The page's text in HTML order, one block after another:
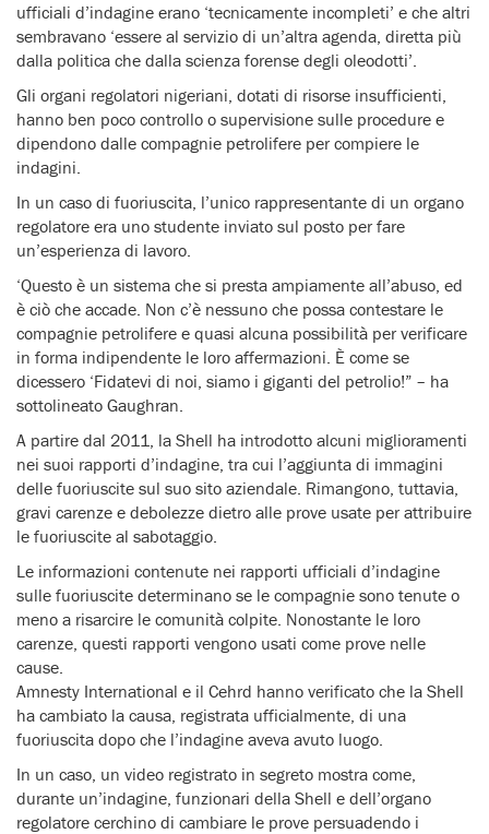
ufficiali d’indagine erano ‘tecnicamente incompleti’ e che altri
sembravano ‘essere al servizio di un’altra agenda, diretta più
dalla politica che dalla scienza forense degli oleodotti’.
Gli organi regolatori nigeriani, dotati di risorse insufficienti,
hanno ben poco controllo o supervisione sulle procedure e
dipendono dalle compagnie petrolifere per compiere le
indagini.
In un caso di fuoriuscita, l’unico rappresentante di un organo
regolatore era uno studente inviato sul posto per fare
un’esperienza di lavoro.
‘Questo è un sistema che si presta ampiamente all’abuso, ed
è ciò che accade. Non c’è nessuno che possa contestare le
compagnie petrolifere e quasi alcuna possibilità per verificare
in forma indipendente le loro affermazioni. È come se
dicessero ‘Fidatevi di noi, siamo i giganti del petrolio!” – ha
sottolineato Gaughran.
A partire dal 2011, la Shell ha introdotto alcuni miglioramenti
nei suoi rapporti d’indagine, tra cui l’aggiunta di immagini
delle fuoriuscite sul suo sito aziendale. Rimangono, tuttavia,
gravi carenze e debolezze dietro alle prove usate per attribuire
le fuoriuscite al sabotaggio.
Le informazioni contenute nei rapporti ufficiali d’indagine
sulle fuoriuscite determinano se le compagnie sono tenute o
meno a risarcire le comunità colpite. Nonostante le loro
carenze, questi rapporti vengono usati come prove nelle
cause.
Amnesty International e il Cehrd hanno verificato che la Shell
ha cambiato la causa, registrata ufficialmente, di una
fuoriuscita dopo che l’indagine aveva avuto luogo.
In un caso, un video registrato in segreto mostra come,
durante un’indagine, funzionari della Shell e dell’organo
regolatore cerchino di cambiare le prove persuadendo i